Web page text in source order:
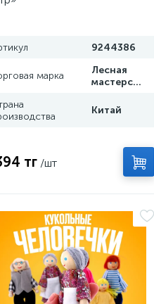
9244386
марка
Лесная
мастерская
Китай
тг /шт